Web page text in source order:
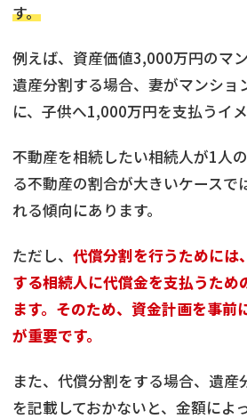
す。
例えば、資産価値3,000万円のマ
遺産分割する場合、妻がマンショ
に、子供へ1,000万円を支払うイメ
不動産を相続したい相続人が1人
る不動産の割合が大きいケースで
れる傾向にあります。
ただし、 代償分割を行うためには
する相続人に代償金を支払うため
ます。そのため、資金計画を事前
が重要です。
また、代償分割をする場合、遺産
を記載しておかないと、金額によ